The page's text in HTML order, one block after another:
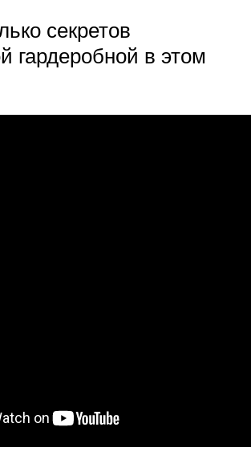
секретов
гардеробной в этом